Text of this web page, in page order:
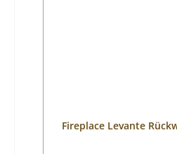
Fireplace Levante